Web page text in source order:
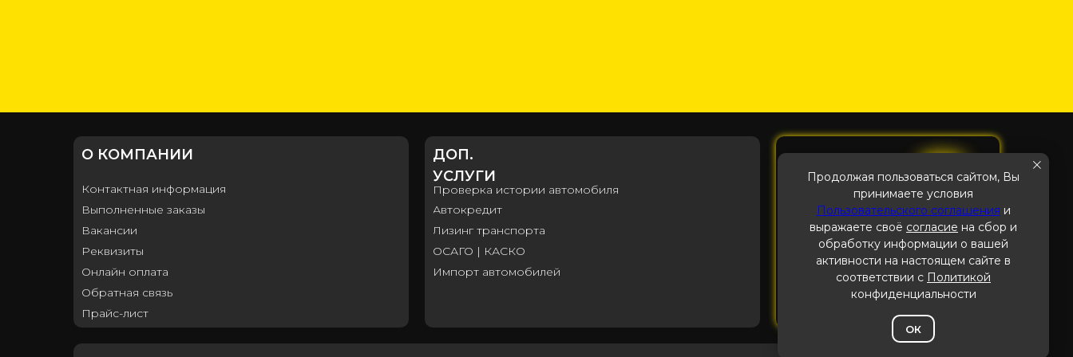
О КОМПАНИИ
ДОП.
УСЛУГИ
Контактная информация
Выполненные заказы
Вакансии
Обратная связь
Реквизиты
Онлайн оплата
Прайс-лист
Проверка истории автомобиля
Автокредит
Лизинг транспорта
ОСАГО | КАСКО
Импорт автомобилей
Пользовательское соглашение
Продолжая пользоваться сайтом, Вы
принимаете условия
Пользовательского соглашения и
выражаете своё согласие на сбор и
обработку информации о вашей
активности на настоящем сайте в
соответствии с Политикой
конфиденциальности
ОК